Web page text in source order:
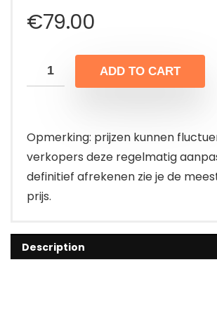
€79.00
ADD TO CART
Opmerking: prijzen kunnen
verkopers deze regelmatig
definitief afrekenen zie je de
prijs.
Description